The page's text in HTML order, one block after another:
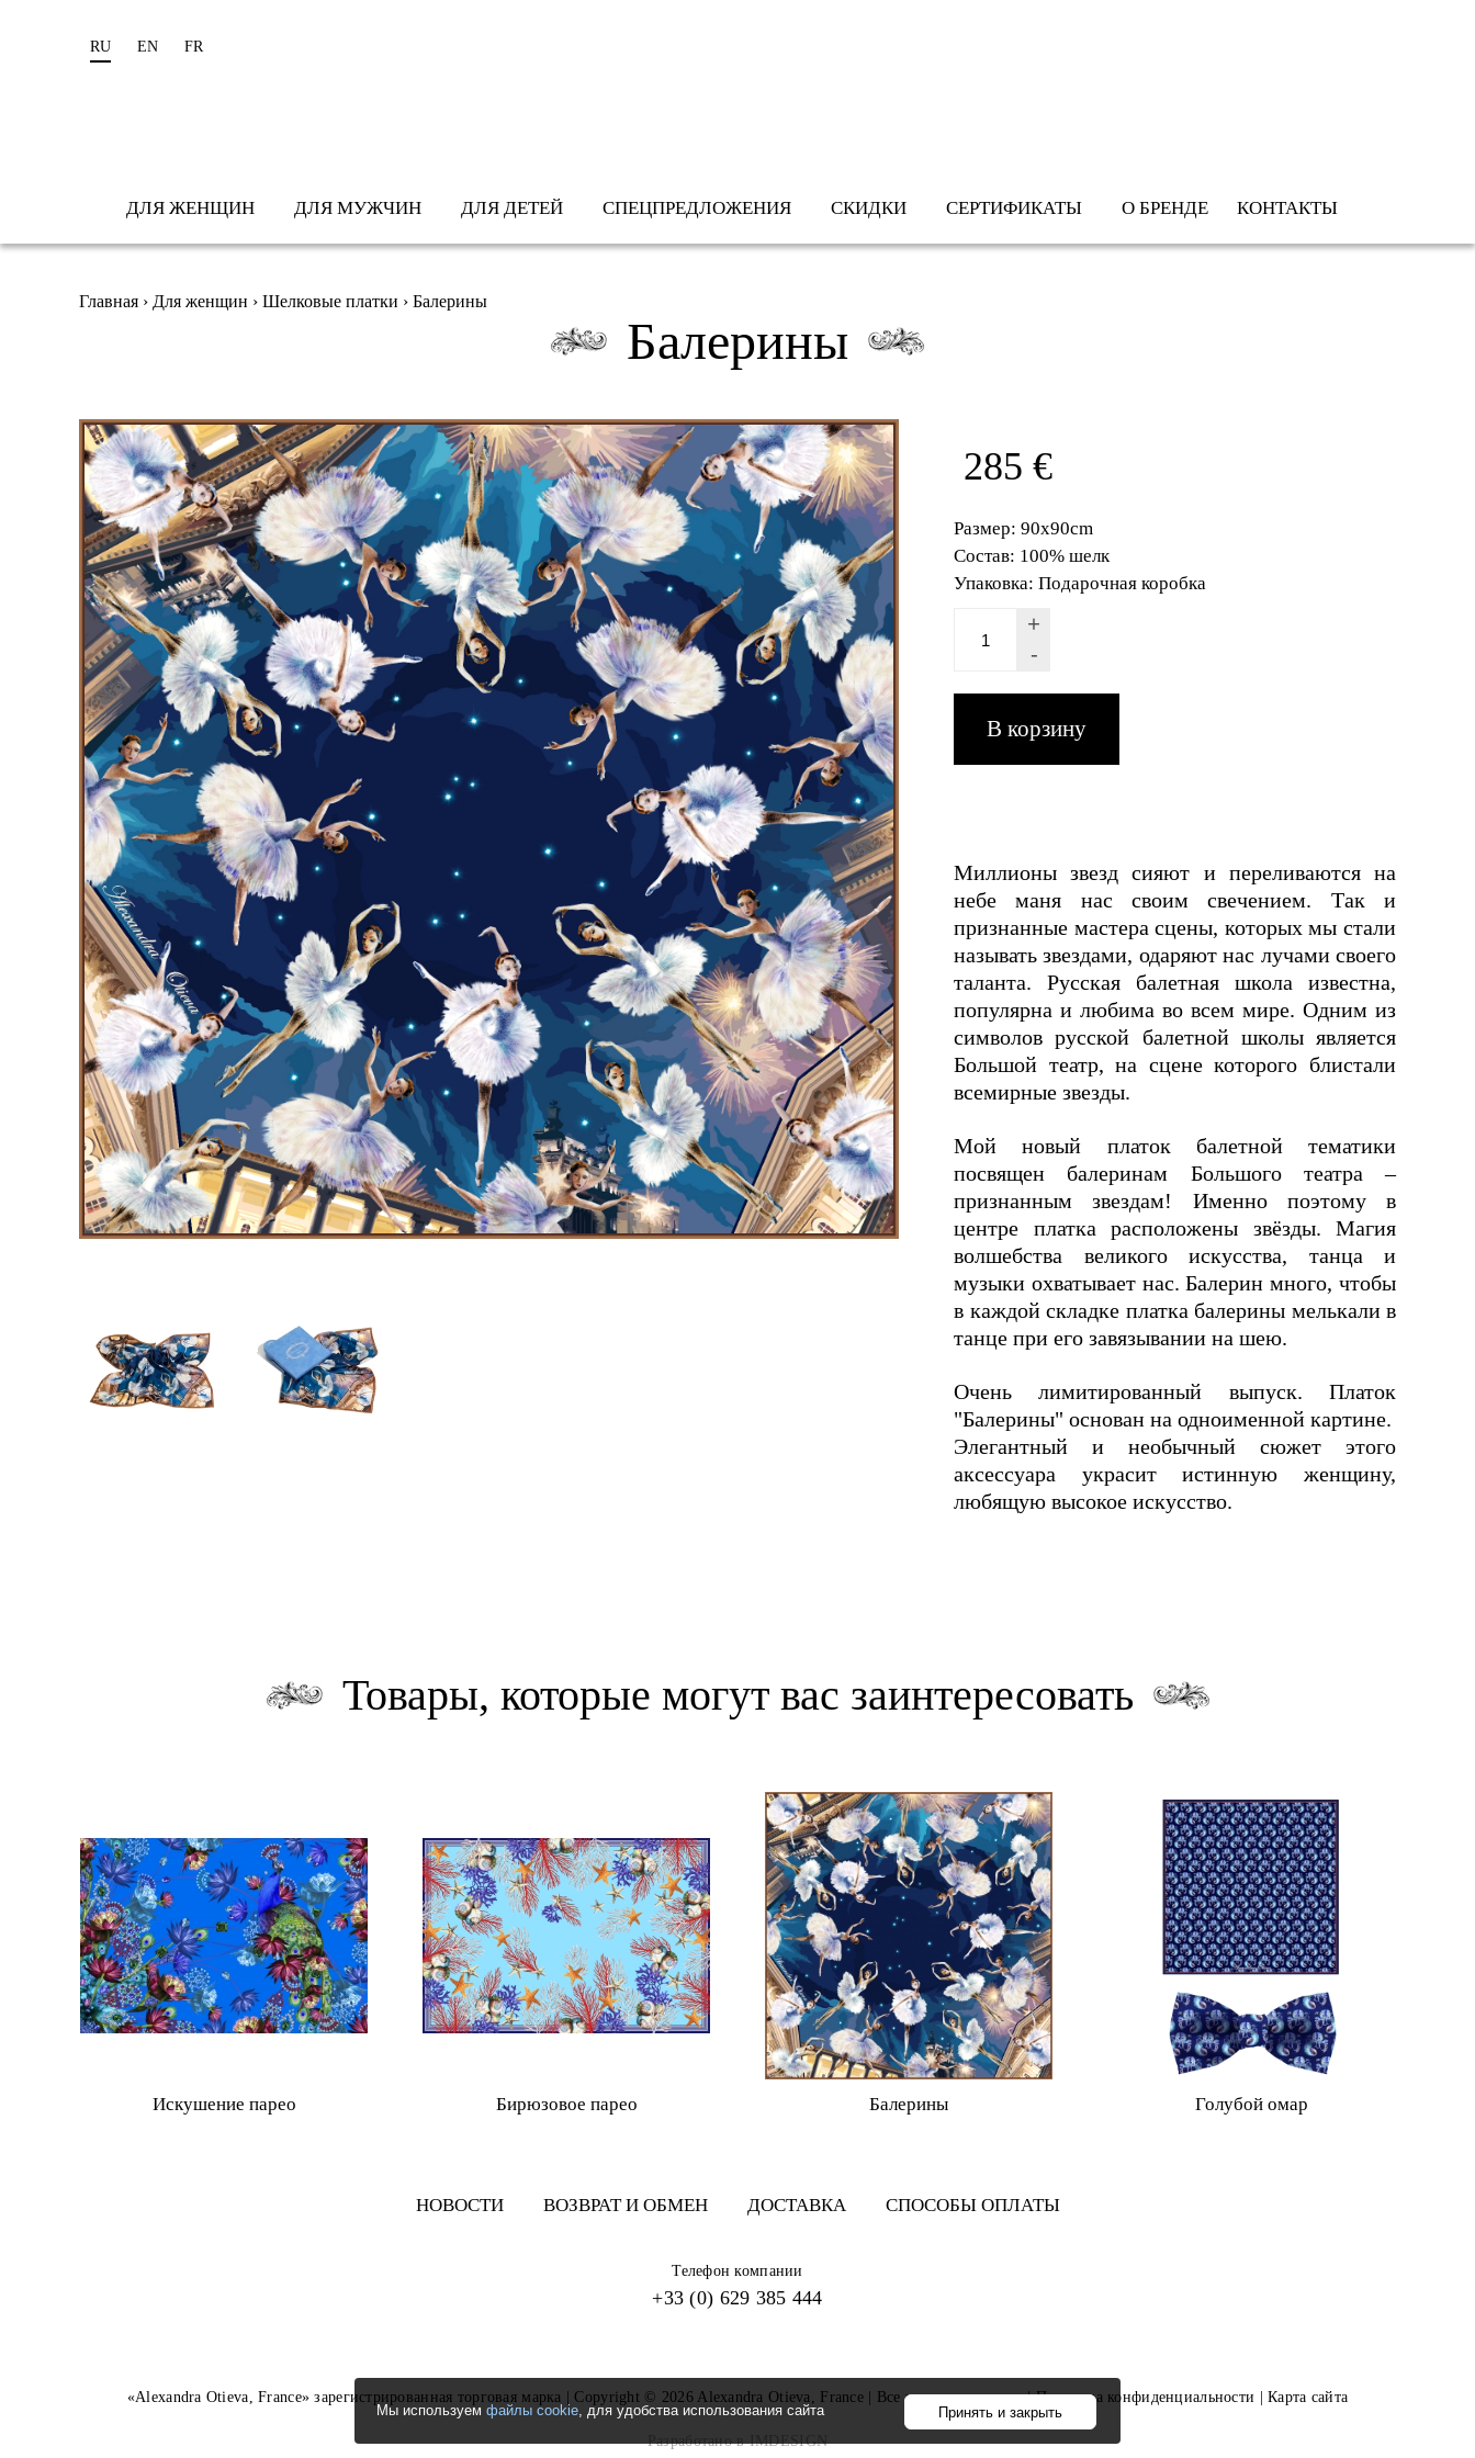
Мы используем файлы cookie, для удобства использования сайта Принять и закрыть
RU EN FR
ДЛЯ ЖЕНЩИН ДЛЯ МУЖЧИН ДЛЯ ДЕТЕЙ СПЕЦПРЕДЛОЖЕНИЯ СКИДКИ СЕРТИФИКАТЫ О БРЕНДЕ КОНТАКТЫ
Вы здесь
Главная › Для женщин › Шелковые платки › Балерины
Балерины
285 €
Размер: 90x90cm
Состав: 100% шелк
Упаковка: Подарочная коробка
+
-
Миллионы звезд сияют и переливаются на
небе маня нас своим свечением. Так и
признанные мастера сцены, которых мы стали
называть звездами, одаряют нас лучами своего
таланта. Русская балетная школа известна,
популярна и любима во всем мире. Одним из
символов русской балетной школы является
Большой театр, на сцене которого блистали
всемирные звезды.
Мой новый платок балетной тематики
посвящен балеринам Большого театра –
признанным звездам! Именно поэтому в
центре платка расположены звёзды. Магия
волшебства великого искусства, танца и
музыки охватывает нас. Балерин много, чтобы
в каждой складке платка балерины мелькали в
танце при его завязывании на шею.
Очень лимитированный выпуск. Платок
"Балерины" основан на одноименной картине.
Элегантный и необычный сюжет этого
аксессуара украсит истинную женщину,
любящую высокое искусство.
Товары, которые могут вас заинтересовать
Искушение парео Бирюзовое парео Балерины Голубой омар
НОВОСТИ ВОЗВРАТ И ОБМЕН ДОСТАВКА СПОСОБЫ ОПЛАТЫ
Телефон компании
+33 (0) 629 385 444
«Alexandra Otieva, France» зарегистрированная торговая марка | Copyright © 2026 Alexandra Otieva, France | Все права защищены |Политика конфиденциальности |Карта сайта
Разработано в IMDESIGN